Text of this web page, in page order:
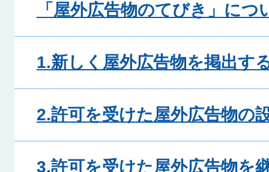
「屋外広告物のてびき」につ
1.新しく屋外広告物を掲出す
2.許可を受けた屋外広告物の
3.許可を受けた屋外広告物を